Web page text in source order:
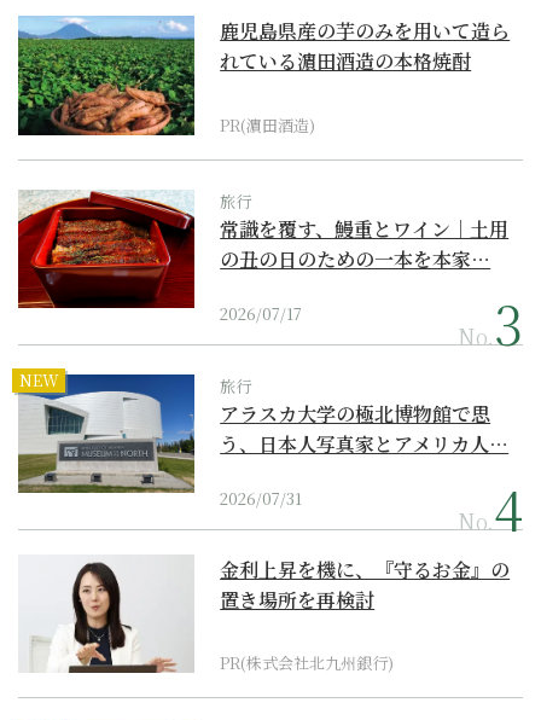
鹿児島県産の芋のみを用いて造ら
れている濵田酒造の本格焼酎
PR(濵田酒造)
旅行
常識を覆す、鰻重とワイン｜土用
の丑の日のための一本を本家…
2026/07/17
No.
NEW 旅行
アラスカ大学の極北博物館で思
う、日本人写真家とアメリカ人…
2026/07/31
No.
金利上昇を機に、『守るお金』の
置き場所を再検討
PR(株式会社北九州銀行)